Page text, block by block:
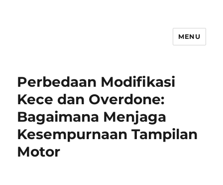
MENU
Perbedaan Modifikasi
Kece dan Overdone:
Bagaimana Menjaga
Kesempurnaan Tampilan
Motor